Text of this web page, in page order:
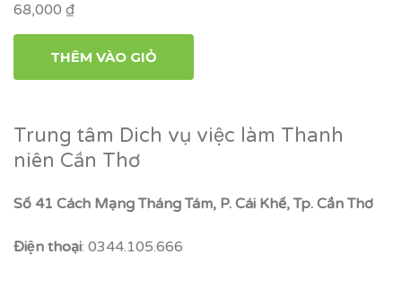
68,000 ₫
THÊM VÀO GIỎ
Trung tâm Dich vụ việc làm Thanh
niên Cần Thơ
Số 41 Cách Mạng Tháng Tám, P. Cái Khế, Tp. Cần Thơ
Điện thoại: 0344.105.666